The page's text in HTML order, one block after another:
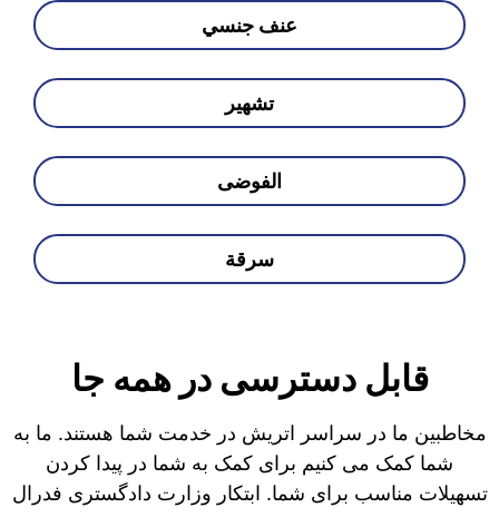
عنف جنسي
تشهير
الفوضى
سرقة
قابل دسترسی در همه جا
مخاطبین ما در سراسر اتریش در خدمت شما هستند. ما به
شما کمک می کنیم برای کمک به شما در پیدا کردن
تسهیلات مناسب برای شما. ابتکار وزارت دادگستری فدرال